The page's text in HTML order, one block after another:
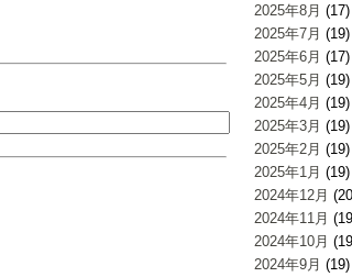
2025年8月 (17)
2025年7月 (19)
2025年6月 (17)
2025年5月 (19)
2025年4月 (19)
2025年3月 (19)
2025年2月 (19)
2025年1月 (19)
2024年12月
2024年11月
2024年10月
2024年9月 (19)